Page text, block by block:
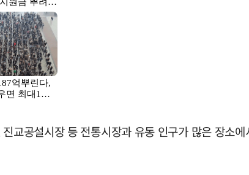
교공설시장 등 전통시장과 유동 인구가 많은 장소